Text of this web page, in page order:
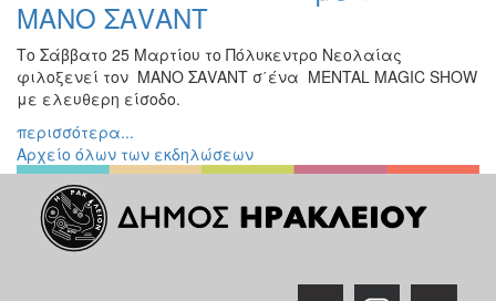
ΜΑΝΟ ΣΑVΑΝΤ
Το Σάββατο 25 Μαρτίου το Πόλυκεντρο Νεολαίας
φιλοξενεί τον ΜΑΝΟ ΣΑVΑΝΤ σ΄ένα MENTAL MAGIC SHOW
με ελευθερη είσοδο.
περισσότερα...
Αρχείο όλων των εκδηλώσεων